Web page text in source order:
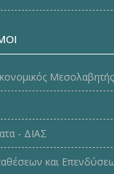
Μεσολαβητής
- ΔΙΑΣ
και